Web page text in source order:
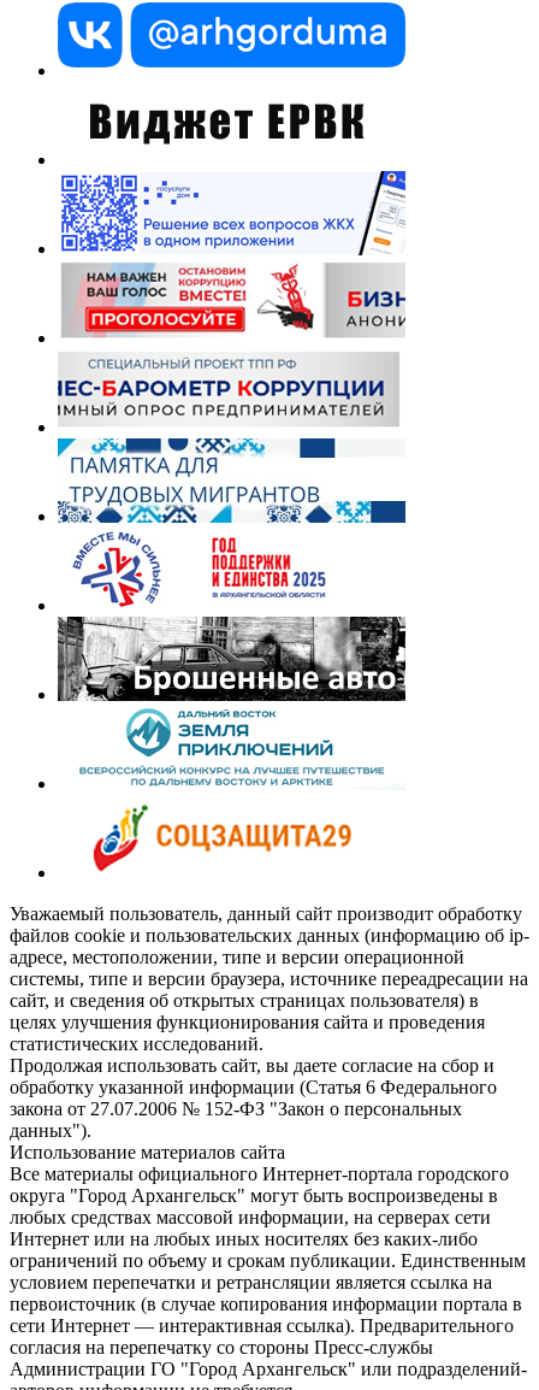
Уважаемый пользователь, данный сайт производит обработку
файлов cookie и пользовательских данных (информацию об ip-
адресе, местоположении, типе и версии операционной
системы, типе и версии браузера, источнике переадресации на
сайт, и сведения об открытых страницах пользователя) в
целях улучшения функционирования сайта и проведения
статистических исследований.
Продолжая использовать сайт, вы даете согласие на сбор и
обработку указанной информации (Статья 6 Федерального
закона от 27.07.2006 № 152-ФЗ "Закон о персональных
данных").
Использование материалов сайта
Все материалы официального Интернет-портала городского
округа "Город Архангельск" могут быть воспроизведены в
любых средствах массовой информации, на серверах сети
Интернет или на любых иных носителях без каких-либо
ограничений по объему и срокам публикации. Единственным
условием перепечатки и ретрансляции является ссылка на
первоисточник (в случае копирования информации портала в
сети Интернет — интерактивная ссылка). Предварительного
согласия на перепечатку со стороны Пресс-службы
Администрации ГО "Город Архангельск" или подразделений-